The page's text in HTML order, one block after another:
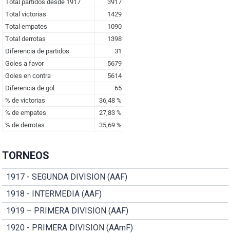
TORNEOS
1917 - SEGUNDA DIVISION (AAF)
1918 - INTERMEDIA (AAF)
1919 – PRIMERA DIVISION (AAF)
1920 - PRIMERA DIVISION (AAmF)